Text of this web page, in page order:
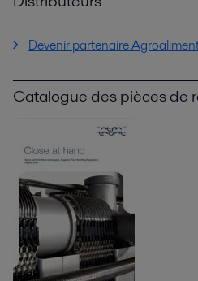
Devenir partenaire
Catalogue des pièces de